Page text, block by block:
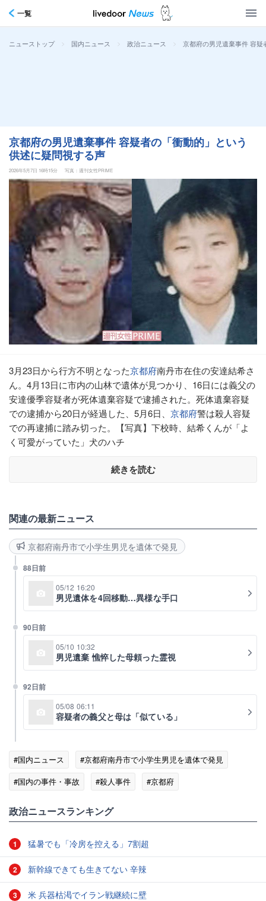
一覧
ニューストップ > 国内ニュース > 政治ニュース > 京都府の男児遺棄事件 容
京都府の男児遺棄事件 容疑者の「衝動的」という
供述に疑問視する声
2026年5月7日 16時15分 写真：週刊女性PRIME
3月23日から行方不明となった京都府南丹市在住の安達結希さ
ん。4月13日に市内の山林で遺体が見つかり、16日には義父の
安達優季容疑者が死体遺棄容疑で逮捕された。死体遺棄容疑
での逮捕から20日が経過した、5月6日、 京都府警は殺人容疑
での再逮捕に踏み切った。【写真】下校時、結希くんが「よ
く可愛がっていた」犬のハチ
続きを読む
関連の最新ニュース
京都府南丹市で小学生男児を遺体で発見
88日前
05/12 16:20
男児遺体を4回移動…異様な手口
90日前
05/10 10:32
男児遺棄 憔悴した母頼った霊視
92日前
05/08 06:11
容疑者の義父と母は「似ている」
#国内ニュース
#京都府南丹市で小学生男児を遺体で発見
#国内の事件・事故
#殺人事件 #京都府
政治ニュースランキング
1 猛暑でも「冷房を控える」7割超
2 新幹線できても生きてない 辛辣
3 米 兵器枯渇でイラン戦継続に壁